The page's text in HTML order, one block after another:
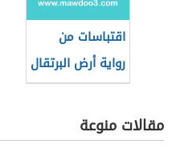
اقتباسات من
رواية أرض البرتقال
الحزين لغسان
كنفاني
مقالات منوعة